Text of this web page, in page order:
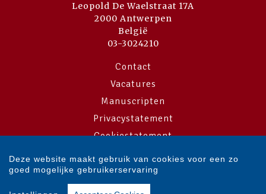
Leopold De Waelstraat 17A
2000 Antwerpen
België
03-3024210
Contact
Vacatures
Manuscripten
Privacystatement
Cookiestatement
Cookie-instellingen
Copyright © 2007-2026 Overamstel Uitgevers - Alle rechten voorbehouden
Deze website maakt gebruik van cookies voor een zo
goed mogelijke gebruikerservaring